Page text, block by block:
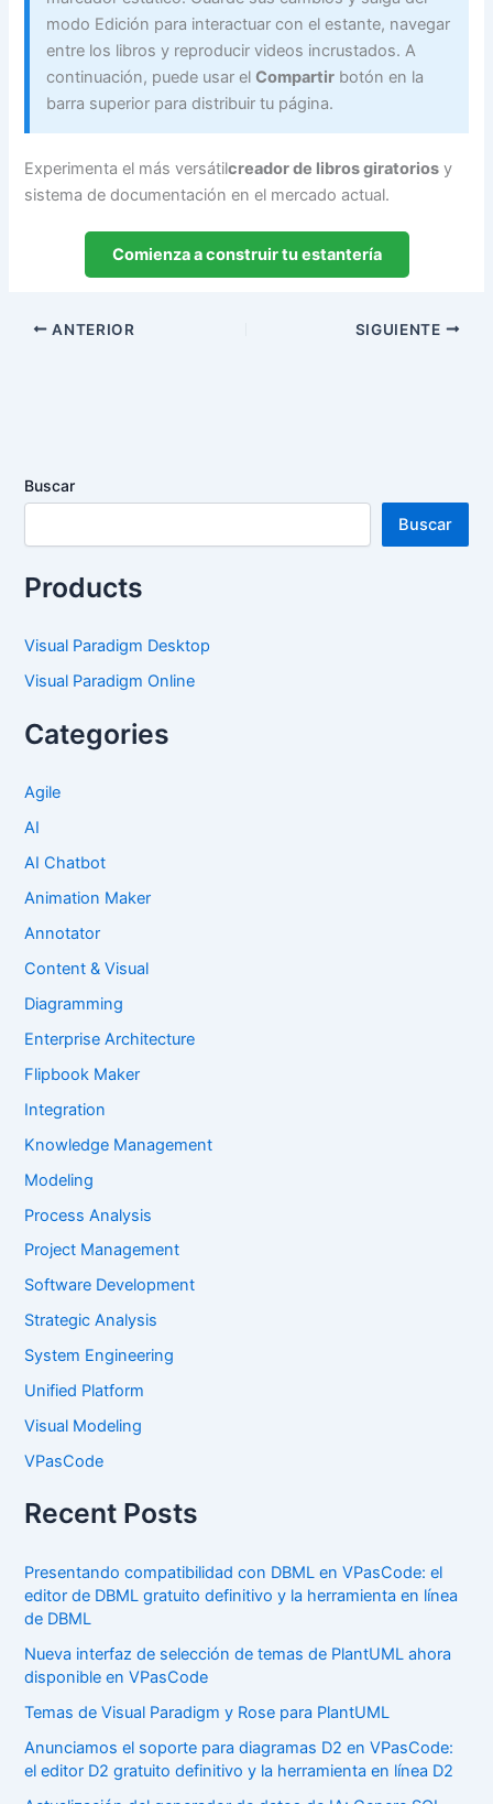
modo Edición para interactuar con el estante, navegar
entre los libros y reproducir videos incrustados. A
continuación, puede usar elCompartir botón en la
barra superior para distribuir tu página.
Experimenta el más versátilcreador de libros giratorios y
sistema de documentación en el mercado actual.
Comienza a construir tu estantería
ANTERIOR SIGUIENTE
Buscar
Buscar
Products
Visual Paradigm Desktop
Visual Paradigm Online
Categories
Agile
AI
AI Chatbot
Animation Maker
Annotator
Content & Visual
Diagramming
Enterprise Architecture
Flipbook Maker
Integration
Knowledge Management
Modeling
Process Analysis
Project Management
Software Development
Strategic Analysis
System Engineering
Unified Platform
Visual Modeling
VPasCode
Recent Posts
Presentando compatibilidad con DBML en VPasCode: el
editor de DBML gratuito definitivo y la herramienta en línea
de DBML
Nueva interfaz de selección de temas de PlantUML ahora
disponible en VPasCode
Temas de Visual Paradigm y Rose para PlantUML
Anunciamos el soporte para diagramas D2 en VPasCode:
el editor D2 gratuito definitivo y la herramienta en línea D2